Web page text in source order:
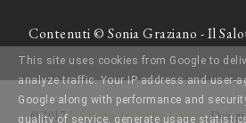
Contenuti © Sonia Graziano - Il
© 2017Il Salotto del Gatto Libraio.
This site uses cookies from Google to
analyze traffic. Your IP address and user-
Google along with performance and
quality of service, generate usage